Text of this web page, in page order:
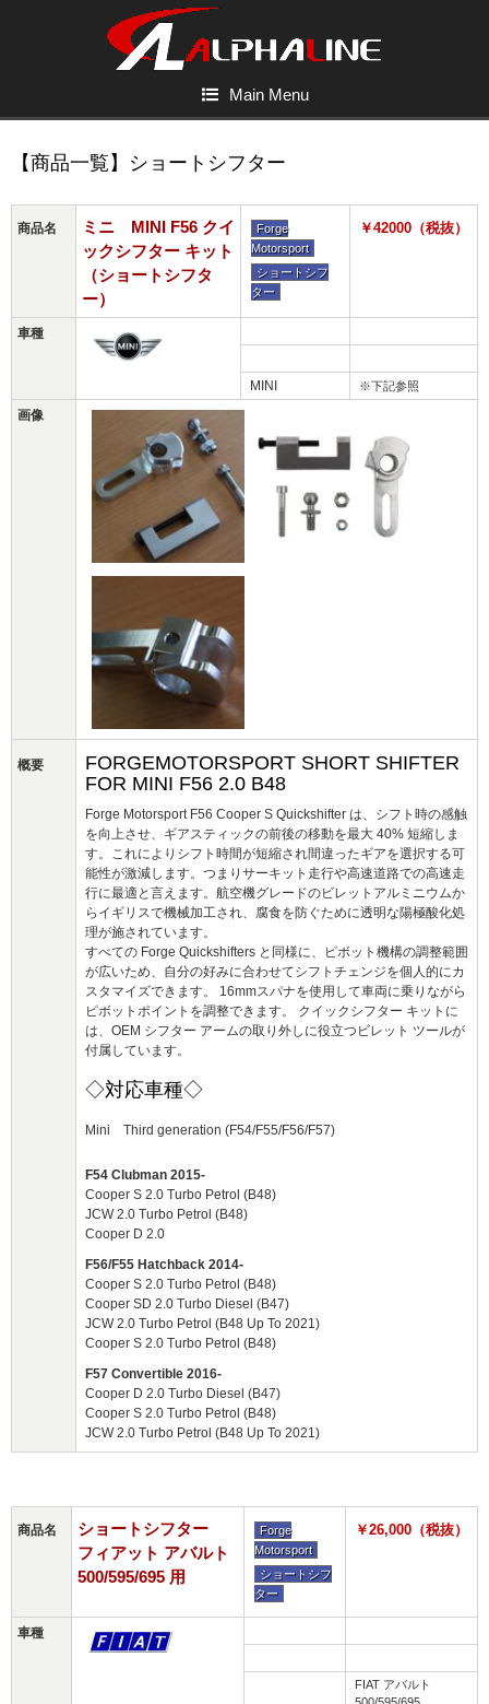
Main Menu
【商品一覧】ショートシフター
商品名
ミニ MINI F56 クイ
ックシフター キット
（ショートシフタ
ー）
Forge
Motorsport
ショートシフ
ター
￥42000（税抜）
車種
MINI ※下記参照
画像
概要
FORGEMOTORSPORT SHORT SHIFTER
FOR MINI F56 2.0 B48
Forge Motorsport F56 Cooper S Quickshifter は、シフト時の感触
を向上させ、ギアスティックの前後の移動を最大 40% 短縮しま
す。これによりシフト時間が短縮され間違ったギアを選択する可
能性が激減します。つまりサーキット走行や高速道路での高速走
行に最適と言えます。航空機グレードのビレットアルミニウムか
らイギリスで機械加工され、腐食を防ぐために透明な陽極酸化処
理が施されています。
すべての Forge Quickshifters と同様に、ピボット機構の調整範囲
が広いため、自分の好みに合わせてシフトチェンジを個人的にカ
スタマイズできます。 16mmスパナを使用して車両に乗りながら
ピボットポイントを調整できます。 クイックシフター キットに
は、OEM シフター アームの取り外しに役立つビレット ツールが
付属しています。
◇対応車種◇
Mini Third generation (F54/F55/F56/F57)
F54 Clubman 2015-
Cooper S 2.0 Turbo Petrol (B48)
JCW 2.0 Turbo Petrol (B48)
Cooper D 2.0
F56/F55 Hatchback 2014-
Cooper S 2.0 Turbo Petrol (B48)
Cooper SD 2.0 Turbo Diesel (B47)
JCW 2.0 Turbo Petrol (B48 Up To 2021)
Cooper S 2.0 Turbo Petrol (B48)
F57 Convertible 2016-
Cooper D 2.0 Turbo Diesel (B47)
Cooper S 2.0 Turbo Petrol (B48)
JCW 2.0 Turbo Petrol (B48 Up To 2021)
商品名
ショートシフター
フィアット アバルト
500/595/695 用
Forge
Motorsport
ショートシフ
ター
￥26,000（税抜）
車種
FIAT アバルト